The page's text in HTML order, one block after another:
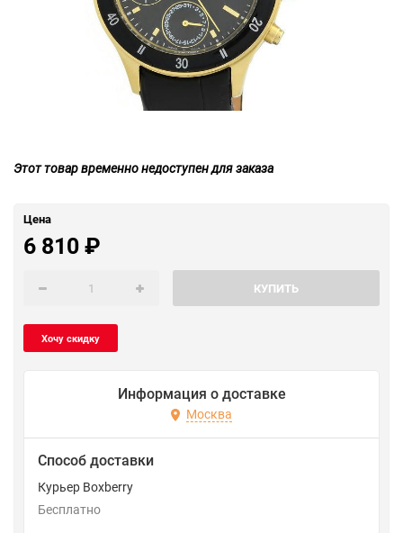
Этот товар временно недоступен для заказа
Цена
6 810₽
КУПИТЬ
Информация о доставке
Москва
Способ доставки
Курьер Boxberry
Бесплатно